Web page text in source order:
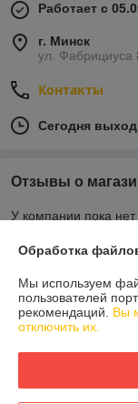
Работает с
г. Минск
ул. Фабрициуса
Контакты
Сегодня
Отзывы о
У компании пока
Контакты
Доставка и оплата
Обработка
Мы используем
пользователей
рекомендаций. Вы
отключить их.